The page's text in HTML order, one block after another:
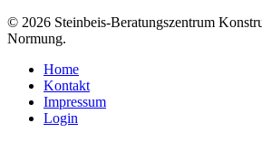
© 2026 Steinbeis-Beratungszentrum
Normung.
Home
Kontakt
Impressum
Login